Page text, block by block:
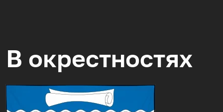
В окрестностях